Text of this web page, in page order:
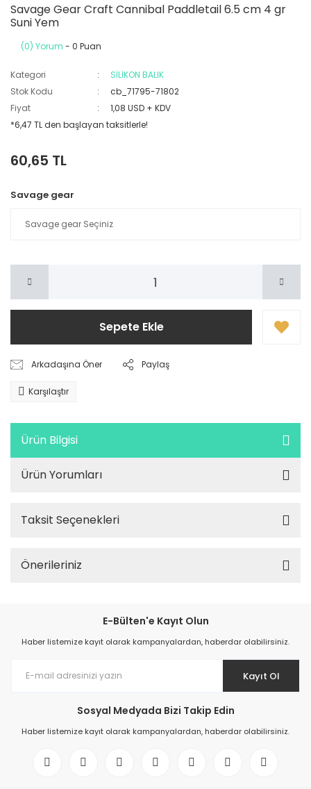
Savage Gear Craft Cannibal Paddletail 6.5 cm 4 gr
Suni Yem
(0) Yorum - 0 Puan
Kategori
SİLİKON BALIK
Stok Kodu
cb_71795-71802
Fiyat
1,08 USD + KDV
*6,47 TL den başlayan taksitlerle!
60,65 TL
Savage gear
Sepete Ekle
Arkadaşına Öner Paylaş
Karşılaştır
Ürün Bilgisi
Ürün Yorumları
Taksit Seçenekleri
Önerileriniz
E-Bülten'e Kayıt Olun
Haber listemize kayıt olarak kampanyalardan, haberdar olabilirsiniz.
Kayıt Ol
Sosyal Medyada Bizi Takip Edin
Haber listemize kayıt olarak kampanyalardan, haberdar olabilirsiniz.